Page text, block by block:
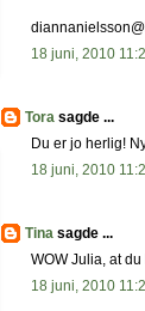
18 juni, 2010
Tora sagde ...
Du er jo herlig!
18 juni, 2010
Tina sagde ...
WOW Julia, at
18 juni, 2010